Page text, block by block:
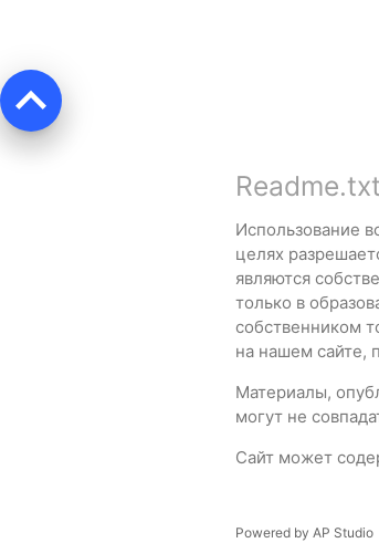
keyboard_arrow_up
Readme.txt
Использование
целях
являются
только в
собственником
на нашем сайте,
Материалы,
могут не
Сайт может
Powered by AP Studio